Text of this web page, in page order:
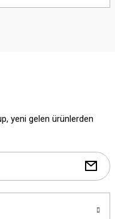
kullanarak tarafımıza
yeni gelen ürünlerden